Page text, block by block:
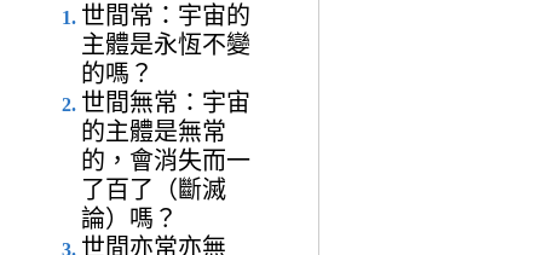
世間常：宇宙的
主體是永恆不變
的嗎？
世間無常：宇宙
的主體是無常
的，會消失而一
了百了（斷滅
論）嗎？
世間亦常亦無